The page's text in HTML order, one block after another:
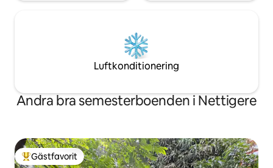
Luftkonditionering
Andra bra semesterboenden i Nettigere
Populär gästfavorit
Gästfavorit